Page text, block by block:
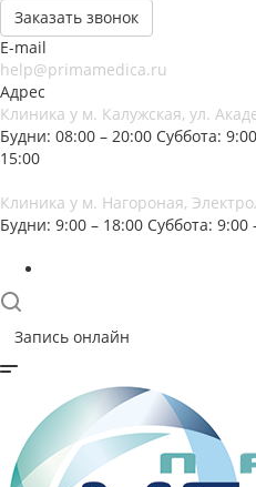
Заказать звонок
E-mail
help@primamedica.ru
Адрес
Клиника у м. Калужская, ул.
Будни: 08:00 – 20:00 Суббота:
15:00
Клиника у м. Нагороная,
Будни: 9:00 – 18:00 Суббота: 9:00
Запись онлайн